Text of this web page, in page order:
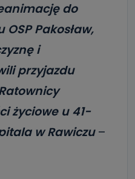
do
Pakosław,
i
przyjazdu
życiowe u 41-
w Rawiczu–